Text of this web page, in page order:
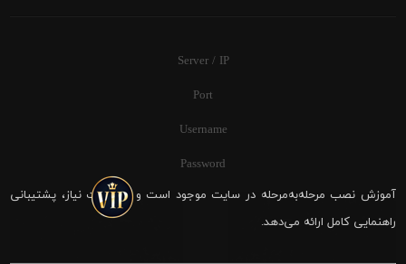
Server / IP
Port
Username
Password
آموزش نصب مرحله‌به‌مرحله در سایت موجود است و در صورت نیاز، پشتیبانی
راهنمایی کامل ارائه می‌دهد.